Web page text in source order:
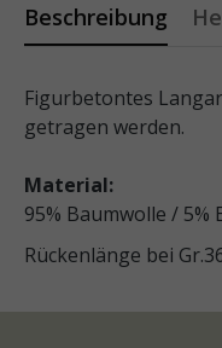
Beschreibung
Figurbetontes
getragen werden.
Material:
95% Baumwolle / 5%
Rückenlänge bei